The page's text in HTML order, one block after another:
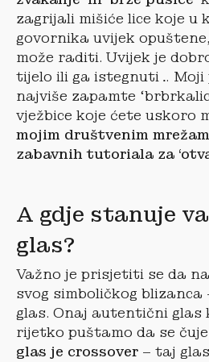
zagrijali mišiće lice koje u
govornika uvijek
može raditi. Uvijek je
tijelo ili ga istegnuti… Moji
najviše zapamte
vježbice koje ćete uskoro
mojim društvenim
zabavnih tutoriala za
A gdje stanuje
glas?
Važno je prisjetiti se da
svog simboličkog
glas. Onaj autentični glas
rijetko puštamo da se
glas je crossover – taj